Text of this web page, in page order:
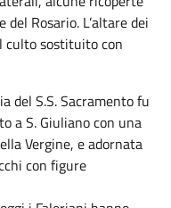
Rosario. L’altare dei
culto sostituito con
del S.S. Sacramento fu
a S. Giuliano con una
Vergine, e adornata
con figure